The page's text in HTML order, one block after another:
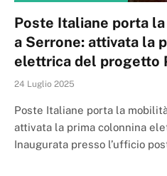
Poste Italiane porta
a Serrone: attivata la
elettrica del progetto
24 Luglio 2025
Poste Italiane porta la
attivata la prima colonnina
Inaugurata presso l’ufficio